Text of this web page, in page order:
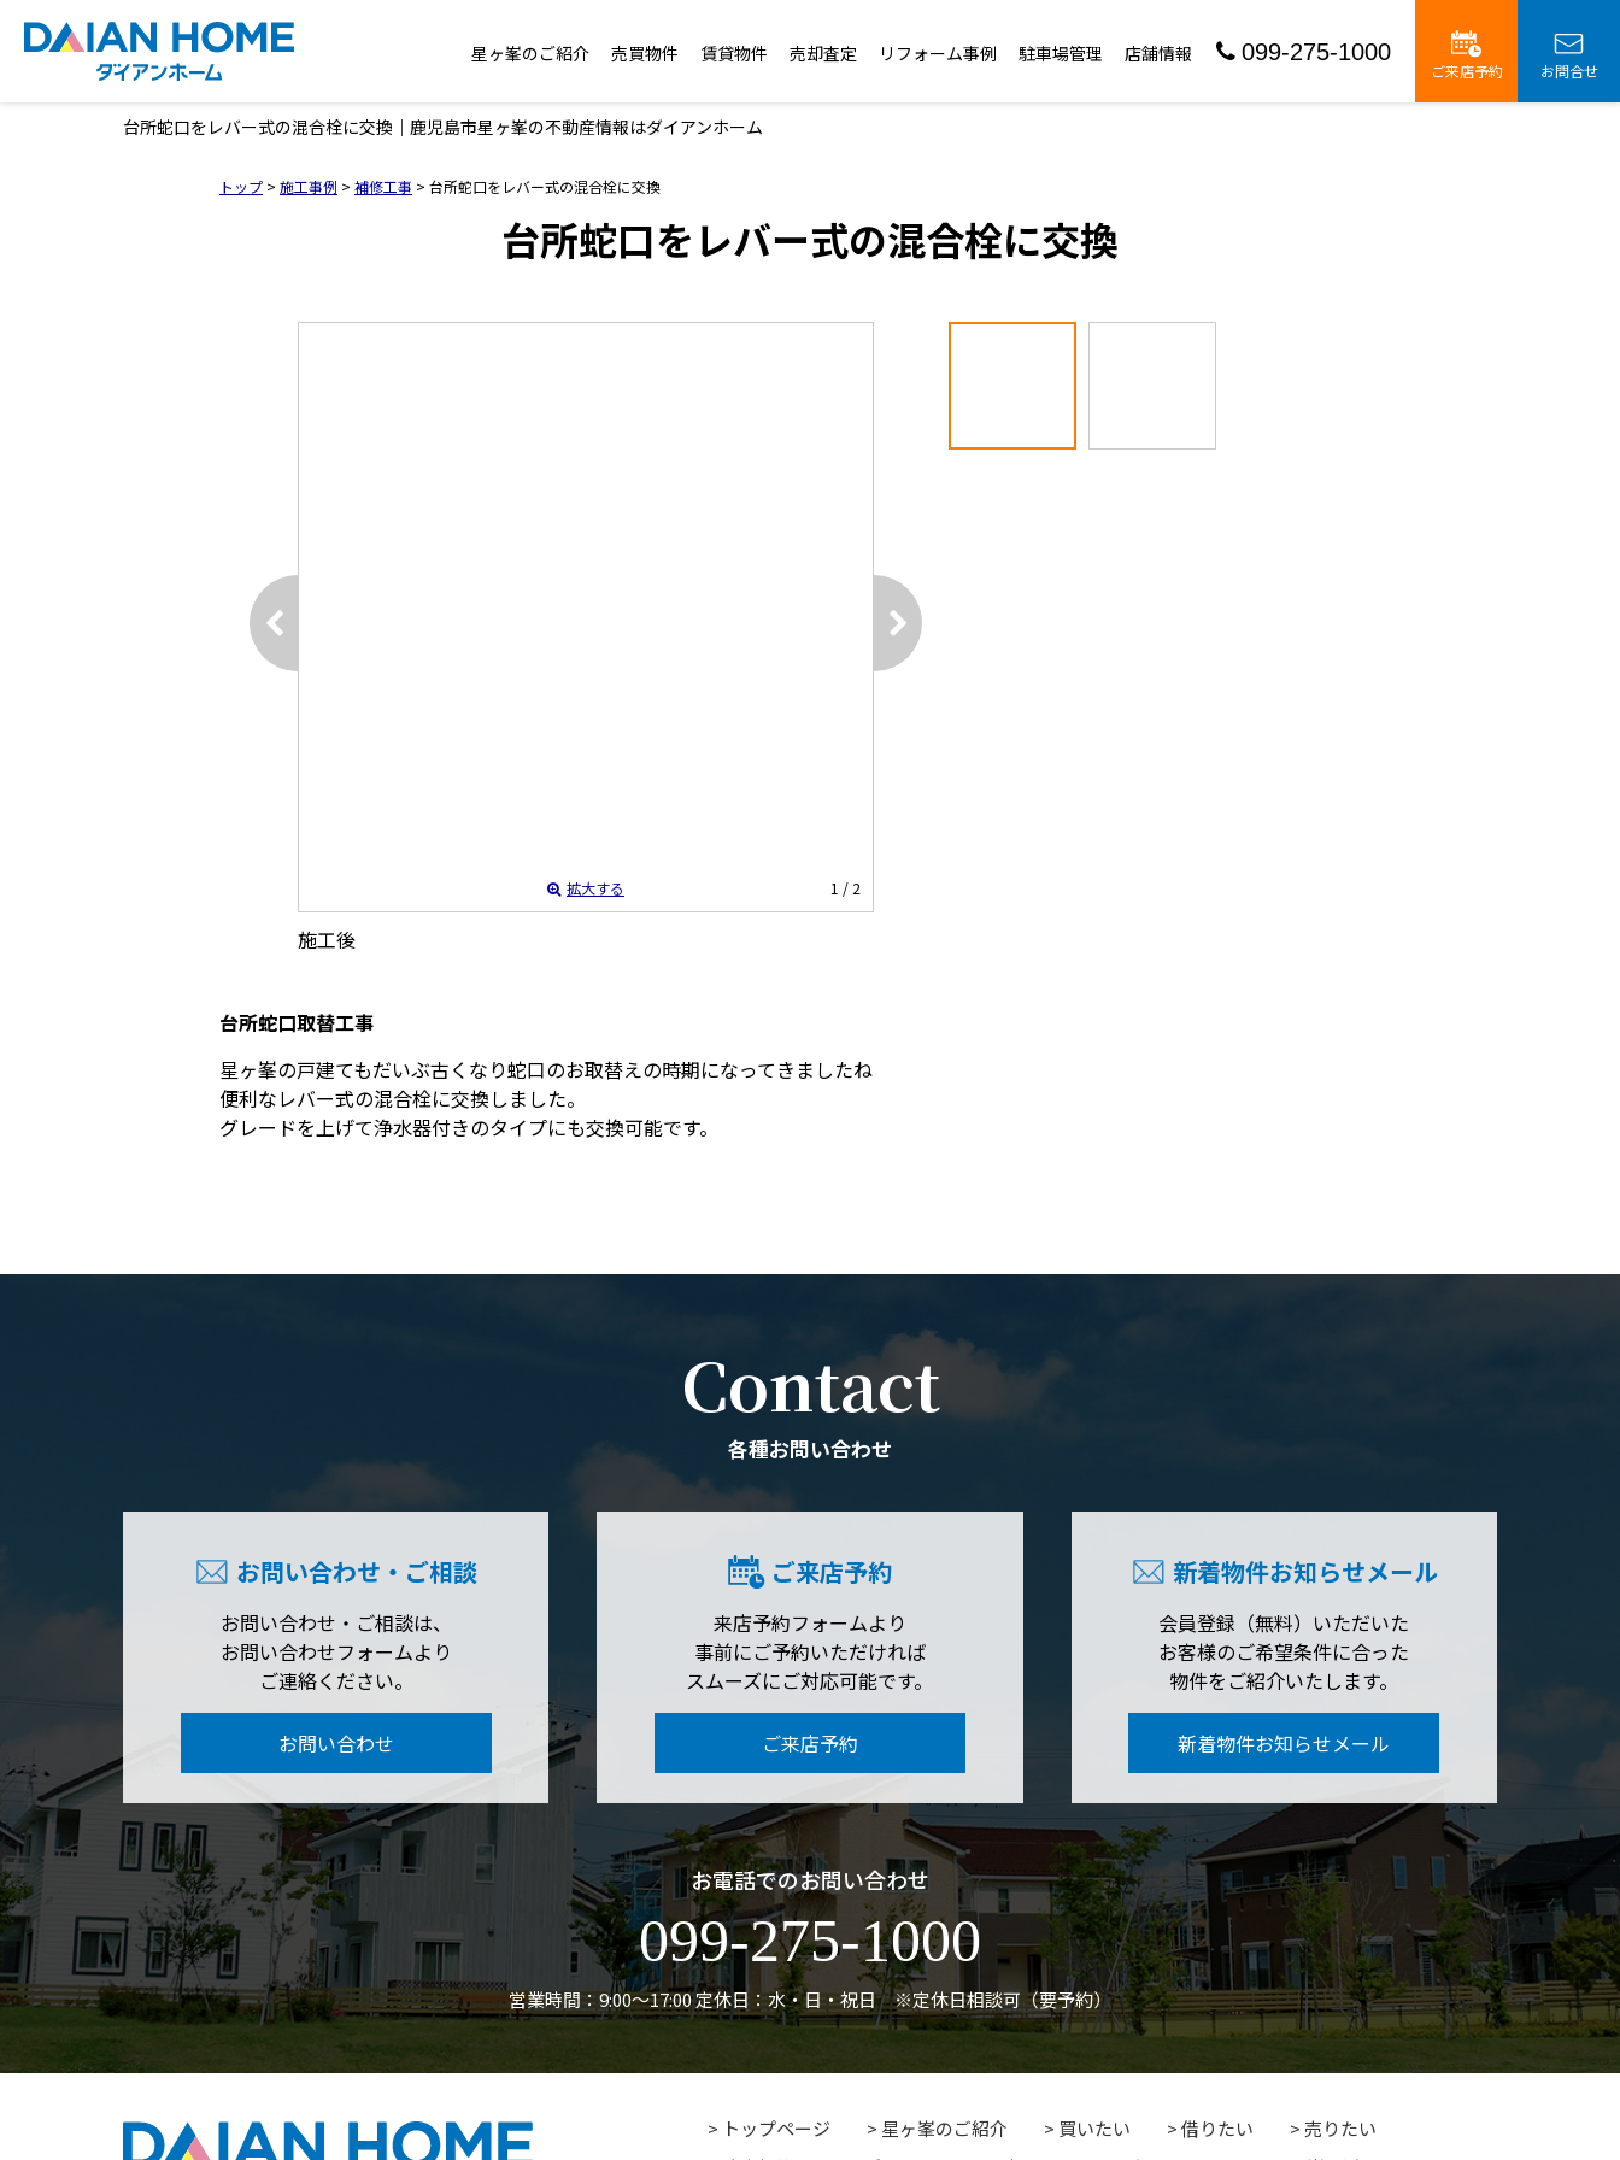
星ヶ峯のご紹介 売買物件 賃貸物件 売却査定 リフォーム事例 駐車場管理 店舗情報 099-275-1000
ご来店予約 お問合せ
台所蛇口をレバー式の混合栓に交換｜鹿児島市星ヶ峯の不動産情報はダイアンホーム
トップ > 施工事例 > 補修工事 > 台所蛇口をレバー式の混合栓に交換
台所蛇口をレバー式の混合栓に交換
拡大する 1 / 2
施工後
台所蛇口取替工事
星ヶ峯の戸建てもだいぶ古くなり蛇口のお取替えの時期になってきましたね
便利なレバー式の混合栓に交換しました。
グレードを上げて浄水器付きのタイプにも交換可能です。
Contact
各種お問い合わせ
お問い合わせ・ご相談
お問い合わせ・ご相談は、
お問い合わせフォームより
ご連絡ください。
お問い合わせ
ご来店予約
来店予約フォームより
事前にご予約いただければ
スムーズにご対応可能です。
ご来店予約
新着物件お知らせメール
会員登録（無料）いただいた
お客様のご希望条件に合った
物件をご紹介いたします。
新着物件お知らせメール
お電話でのお問い合わせ
099-275-1000
営業時間：9:00〜17:00定休日：水・日・祝日 ※定休日相談可（要予約）
トップページ 星ヶ峯のご紹介 買いたい 借りたい
売りたい